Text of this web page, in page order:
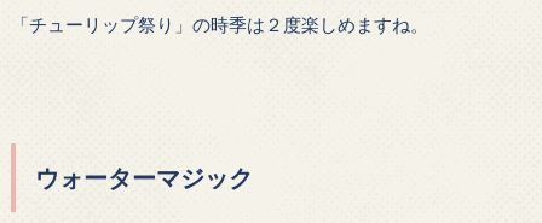
「チューリップ祭り」の時季は２度楽しめますね。
ウォーターマジック